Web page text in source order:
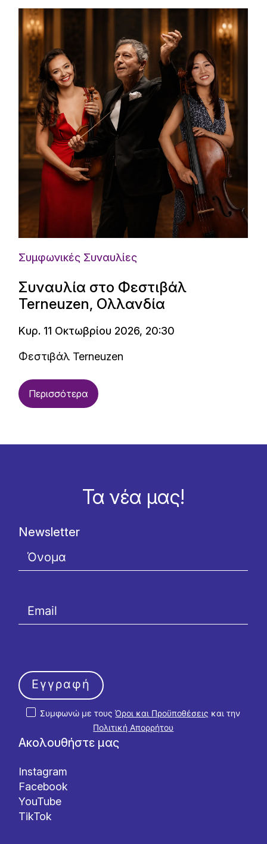
Συμφωνικές Συναυλίες
Συναυλία στο Φεστιβάλ
Terneuzen, Ολλανδία
Κυρ. 11 Οκτωβρίου 2026, 20:30
Φεστιβάλ Terneuzen
Περισσότερα
Τα νέα μας!
Ακολουθήστε μας
Instagram
Facebook
YouTube
TikTok
Newsletter
Συμφωνώ με τουςΌροι και Προϋποθέσεις και την
Πολιτική Απορρήτου
Εγγραφή